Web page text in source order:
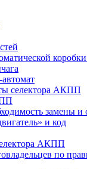
селектора АКПП
замены и
и код
АКПП
по